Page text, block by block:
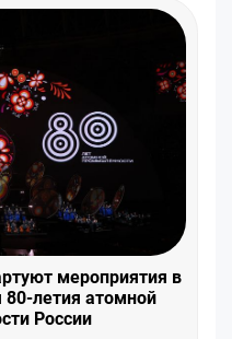
мероприятия в
летия атомной
России